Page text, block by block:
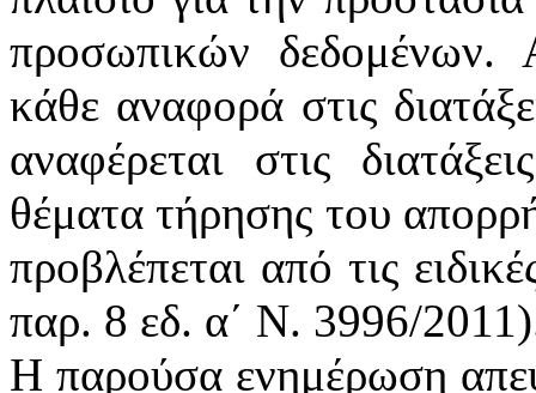
προσωπικών
κάθε αναφορά στις
αναφέρεται στις
θέματα τήρησης του
προβλέπεται από τις
παρ. 8 εδ. α΄ Ν. 3996/
Η παρούσα ενημέρωση